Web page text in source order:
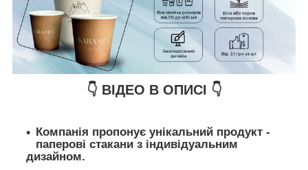
👇 ВІДЕО В ОПИСІ 👇
Компанія пропонує унікальний продукт -
паперові стакани з індивідуальним
дизайном.